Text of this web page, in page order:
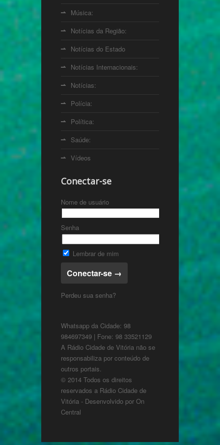
Música:
Notícias da Região:
Notícias do Estado
Notícias Internacionais:
Notícias:
Polícia:
Política:
Saúde:
Vídeos
Conectar-se
Nome de usuário
Senha
Lembrar de mim
Perdeu sua senha?
Whatsapp da Cidade: 98
984697349 | Fone: 98 33521129
A Rádio Cidade de Vitória não se
responsabiliza por conteúdo de
outros portais.
© 2014 Todos os direitos
reservados a Rádio Cidade de
Vitória - Desenvolvido por On
Central